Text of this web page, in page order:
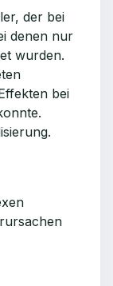
der bei
denen nur
wurden.
bei